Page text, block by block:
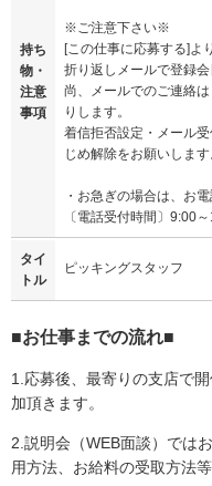
持ち
物・
注意
事項
※ご注意下さい※
[この仕事に応募する]よ
折り返しメールで登録会
尚、メールでのご連絡
りします。
着信拒否設定・メール
じめ解除をお願いします
・お急ぎの場合は、お
〔電話受付時間〕9:00
タイ
トル
ピッキングスタッフ
■お仕事までの流れ■
1.応募後、最寄りの支店で
加頂きます。
2.説明会（WEB面談）では
用方法、お給料の受取方法